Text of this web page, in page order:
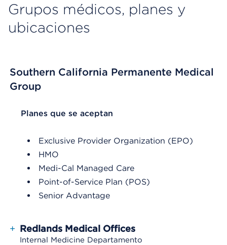
Grupos médicos, planes y
ubicaciones
Southern California Permanente Medical
Group
List Header Planes que se aceptan
Planes que se aceptan
Exclusive Provider Organization (EPO)
HMO
Medi-Cal Managed Care
Point-of-Service Plan (POS)
Senior Advantage
+ Redlands Medical Offices
Internal Medicine Departamento